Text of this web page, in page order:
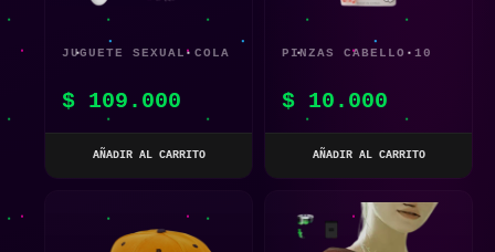
JUGUETE SEXUAL COLA
$ 109.000
AÑADIR AL CARRITO
PINZAS CABELLO 10
UNICORNIO
$ 10.000
AÑADIR AL CARRITO